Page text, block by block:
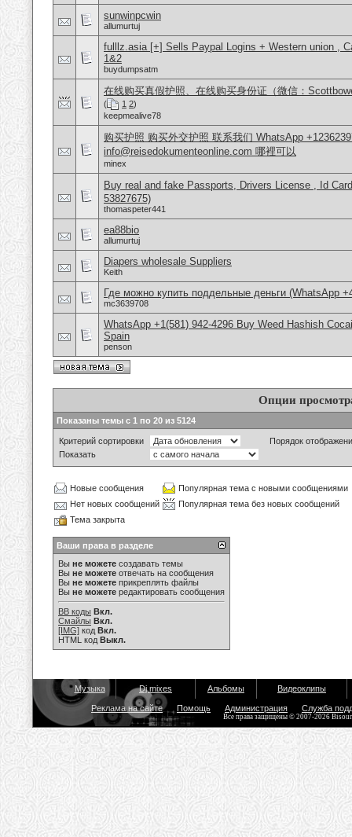
sunwinpcwin
allumurtuj
fulllz.asia [+] Sells Paypal Logins + Western union ,
1&2
buydumpsatm
在线购买真假护照、在线购买身份证（微信：
( 1 2)
keepmealive78
购买护照 购买外交护照 联系我们 WhatsApp
info@reisedokumenteonline.com 哪裡可以
minex
Buy real and fake Passports, Drivers License , Id
53827675)
thomaspeter441
ea88bio
allumurtuj
Diapers wholesale Suppliers
Keith
Где можно купить поддельные деньги (WhatsApp
mc3639708
WhatsApp +1(581) 942-4296 Buy Weed Hashish
Spain
penson
Опции
Показаны темы с 1 по 20 из 5124
Критерий сортировки
Порядок
Показать
Новые сообщения
Популярная тема с новыми сообщениями
Нет новых сообщений
Популярная тема без новых сообщений
Тема закрыта
Ваши права в разделе
Вы не можете создавать темы
Вы не можете отвечать на сообщения
Вы не можете прикреплять файлы
Вы не можете редактировать сообщения
BB коды Вкл.
Смайлы Вкл.
[IMG] код Вкл.
HTML код Выкл.
Музыка Dj mixes Альбомы Видеоклипы
Реклама на сайте Помощь Администрация Служба
Все права защищены © 2007-2026